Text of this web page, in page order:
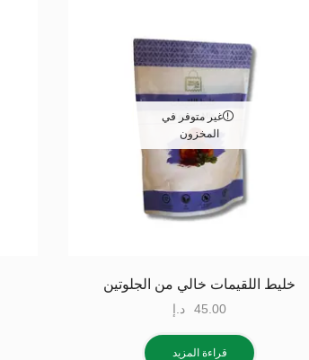
غير متوفر في
المخزون
خليط اللقيمات خالي من الجلوتين
45.00 د.إ
قراءة المزيد